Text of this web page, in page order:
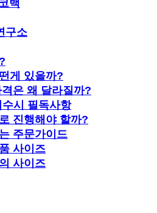
백
구소
게 있을까?
은 왜 달라질까?
시 필독사항
진행해야 할까?
주문가이드
사이즈
사이즈